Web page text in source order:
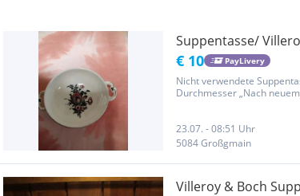
Suppentasse/
€ 10 PayLivery
Nicht verwendete
Durchmesser „Nach
23.07. - 08:51 Uhr
5084 Großgmain
Villeroy & Boch